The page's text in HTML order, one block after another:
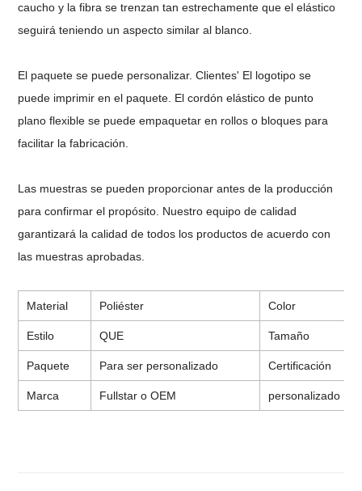
caucho y la fibra se trenzan tan estrechamente que el elástico
seguirá teniendo un aspecto similar al blanco.
El paquete se puede personalizar. Clientes' El logotipo se
puede imprimir en el paquete. El cordón elástico de punto
plano flexible se puede empaquetar en rollos o bloques para
facilitar la fabricación.
Las muestras se pueden proporcionar antes de la producción
para confirmar el propósito. Nuestro equipo de calidad
garantizará la calidad de todos los productos de acuerdo con
las muestras aprobadas.
Material Poliéster Color
Estilo QUE Tamaño
Paquete Para ser personalizado Certificación
Marca Fullstar o OEM personalizado